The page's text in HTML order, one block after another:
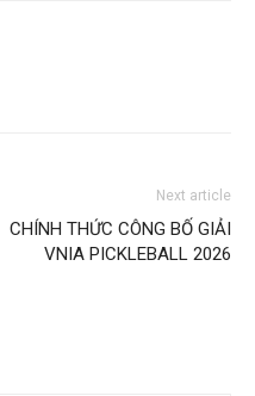
Next article
CHÍNH THỨC CÔNG BỐ GIẢI
VNIA PICKLEBALL 2026